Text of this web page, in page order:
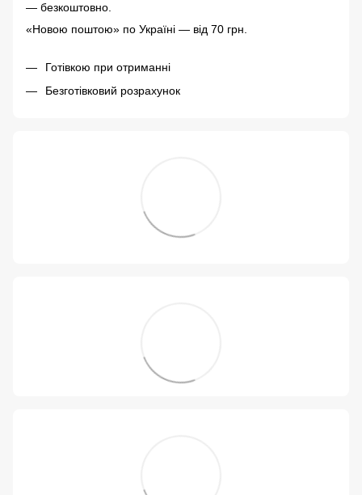
— безкоштовно.
«Новою поштою» по Україні — від 70 грн.
Готівкою при отриманні
Безготівковий розрахунок